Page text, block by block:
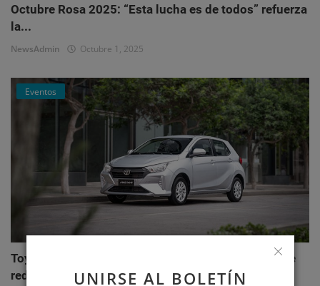
UNIRSE AL BOLETÍN
Octubre Rosa 2025: “Esta lucha es de todos” refuerza
la...
NewsAdmin Octubre 1, 2025
Eventos
Toyota AGYA: el nuevo hatchback de Toyotoshi que
redefi...